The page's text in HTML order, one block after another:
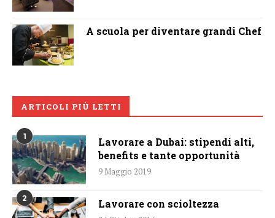
A scuola per diventare grandi Chef
ARTICOLI PIÙ LETTI
1
Lavorare a Dubai: stipendi alti,
benefits e tante opportunità
9 Maggio 2019
2 Lavorare con scioltezza